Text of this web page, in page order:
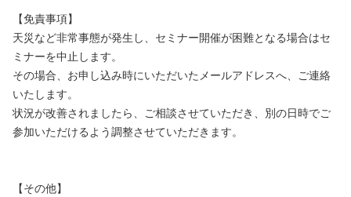
【免責事項】
天災など非常事態が発生し、セミナー開催が困難となる場合はセ
ミナーを中止します。
その場合、お申し込み時にいただいたメールアドレスへ、ご連絡
いたします。
状況が改善されましたら、ご相談させていただき、別の日時でご
参加いただけるよう調整させていただきます。
【その他】